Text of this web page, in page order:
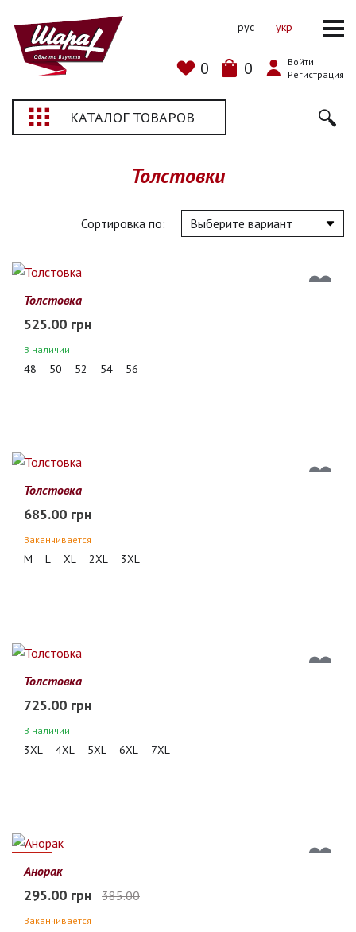
0 0
Войти
Регистрация
рус укр
КАТАЛОГ ТОВАРОВ
Толстовки
Сортировка по:
Толстовка
525.00 грн
В наличии
48 50 52 54 56
Толстовка
685.00 грн
Заканчивается
M L XL 2XL 3XL
Толстовка
725.00 грн
В наличии
3XL 4XL 5XL 6XL 7XL
23%
Анорак
295.00 грн 385.00
Заканчивается